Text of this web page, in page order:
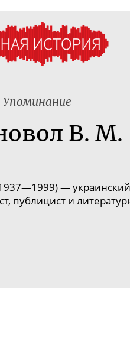
Упоминание
В. М.
—
публицист и